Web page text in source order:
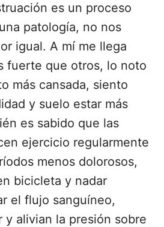
es un proceso
patología, no nos
igual. A mí me llega
fuerte que otros, lo noto
más cansada, siento
y suelo estar más
es sabido que las
ejercicio regularmente
menos dolorosos,
bicicleta y nadar
el flujo sanguíneo,
y alivian la presión sobre